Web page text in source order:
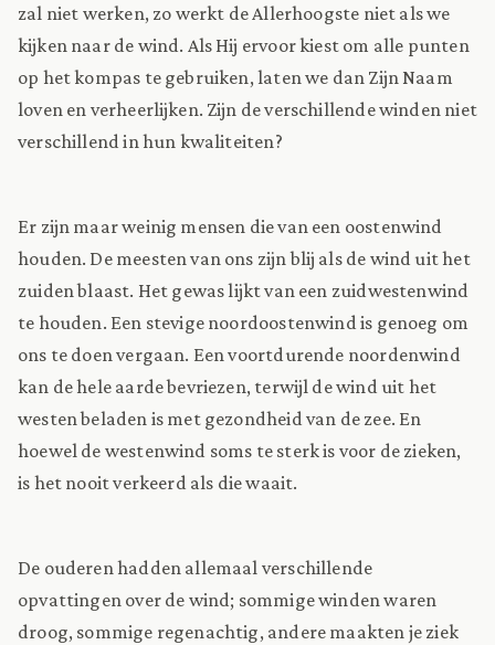
zal niet werken, zo werkt de Allerhoogste niet als we
kijken naar de wind. Als Hij ervoor kiest om alle punten
op het kompas te gebruiken, laten we dan Zijn Naam
loven en verheerlijken. Zijn de verschillende winden niet
verschillend in hun kwaliteiten?
Er zijn maar weinig mensen die van een oostenwind
houden. De meesten van ons zijn blij als de wind uit het
zuiden blaast. Het gewas lijkt van een zuidwestenwind
te houden. Een stevige noordoostenwind is genoeg om
ons te doen vergaan. Een voortdurende noordenwind
kan de hele aarde bevriezen, terwijl de wind uit het
westen beladen is met gezondheid van de zee. En
hoewel de westenwind soms te sterk is voor de zieken,
is het nooit verkeerd als die waait.
De ouderen hadden allemaal verschillende
opvattingen over de wind; sommige winden waren
droog, sommige regenachtig, andere maakten je ziek